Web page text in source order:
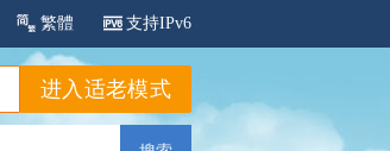
繁體 支持IPv6
进入适老模式